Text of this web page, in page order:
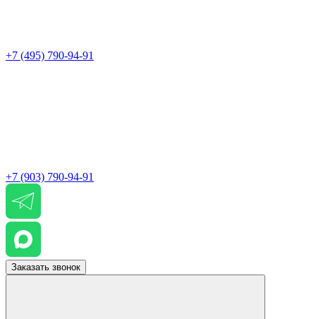
+7 (495) 790-94-91
+7 (903) 790-94-91
Заказать звонок